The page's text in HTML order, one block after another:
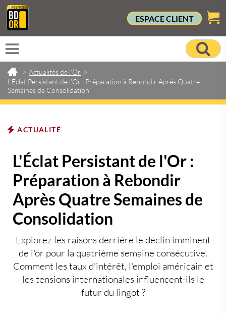
ESPACE CLIENT
> Actualités de l'Or >
L'Éclat Persistant de l'Or : Préparation à Rebondir Après Quatre
Semaines de Consolidation
ACTUALITÉ
L'Éclat Persistant de l'Or :
Préparation à Rebondir
Après Quatre Semaines de
Consolidation
Explorez les raisons derrière le déclin imminent
de l'or pour la quatrième semaine consécutive.
Comment les taux d'intérêt, l'emploi américain et
les tensions internationales influencent-ils le
futur du lingot ?